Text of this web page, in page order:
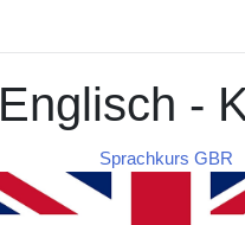
Englisch -
Sprachkurs GBR